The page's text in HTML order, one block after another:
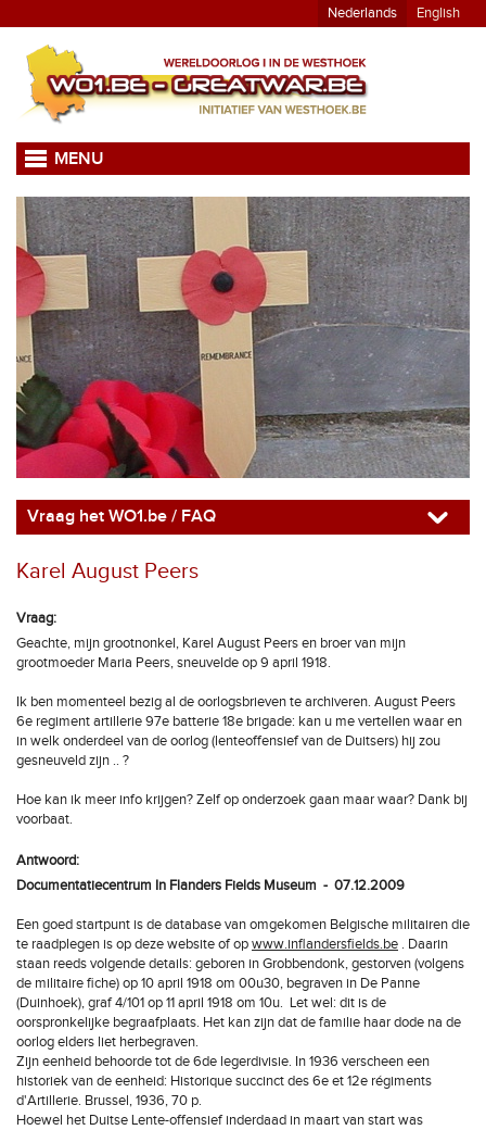
Nederlands English
MENU
Vraag het WO1.be / FAQ
Karel August Peers
Vraag:
Geachte, mijn grootnonkel, Karel August Peers en broer van mijn
grootmoeder Maria Peers, sneuvelde op 9 april 1918.
Ik ben momenteel bezig al de oorlogsbrieven te archiveren. August Peers
6e regiment artillerie 97e batterie 18e brigade: kan u me vertellen waar en
in welk onderdeel van de oorlog (lenteoffensief van de Duitsers) hij zou
gesneuveld zijn .. ?
Hoe kan ik meer info krijgen? Zelf op onderzoek gaan maar waar? Dank bij
voorbaat.
Antwoord:
Documentatiecentrum In Flanders Fields Museum - 07.12.2009
Een goed startpunt is de database van omgekomen Belgische militairen die
te raadplegen is op deze website of opwww.inflandersfields.be . Daarin
staan reeds volgende details: geboren in Grobbendonk, gestorven (volgens
de militaire fiche) op 10 april 1918 om 00u30, begraven in De Panne
(Duinhoek), graf 4/101 op 11 april 1918 om 10u. Let wel: dit is de
oorspronkelijke begraafplaats. Het kan zijn dat de familie haar dode na de
oorlog elders liet herbegraven.
Zijn eenheid behoorde tot de 6de legerdivisie. In 1936 verscheen een
historiek van de eenheid: Historique succinct des 6e et 12e régiments
d'Artillerie. Brussel, 1936, 70 p.
Hoewel het Duitse Lente-offensief inderdaad in maart van start was